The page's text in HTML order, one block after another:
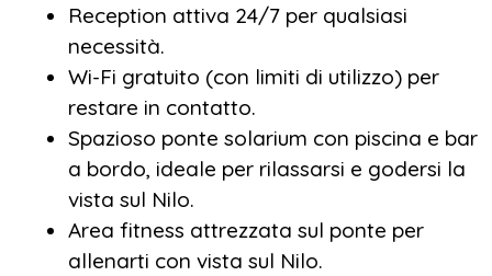
Reception attiva 24/7 per qualsiasi
necessità.
Wi-Fi gratuito (con limiti di utilizzo) per
restare in contatto.
Spazioso ponte solarium con piscina e bar
a bordo, ideale per rilassarsi e godersi la
vista sul Nilo.
Area fitness attrezzata sul ponte per
allenarti con vista sul Nilo.